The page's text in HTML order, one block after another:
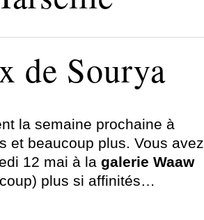
de Sourya
la semaine prochaine à
et beaucoup plus. Vous avez
12 mai à la galerie Waaw
plus si affinités…